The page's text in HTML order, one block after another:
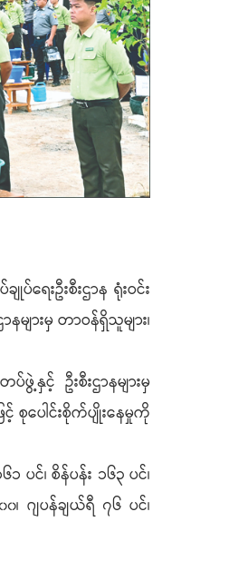
ေးဦးစီးဌာန ရုံးဝင်း
ားမှ တာဝန်ရှိသူများ၊
နှင့် ဦးစီးဌာနများမှ
စုပေါင်းစိုက်ပျိုးနေမှုကို
ပင်၊ စိန်ပန်း ၁၆၃ ပင်၊
ဂျပန်ချယ်ရီ ၇၆ ပင်၊